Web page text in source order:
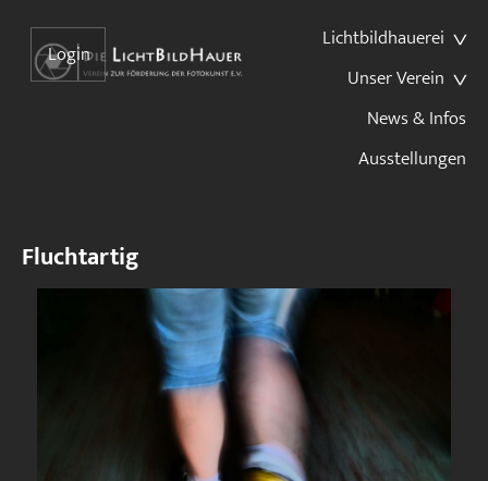
Lichtbildhauerei
Unser Verein
News & Infos
Ausstellungen
Login
Fluchtartig